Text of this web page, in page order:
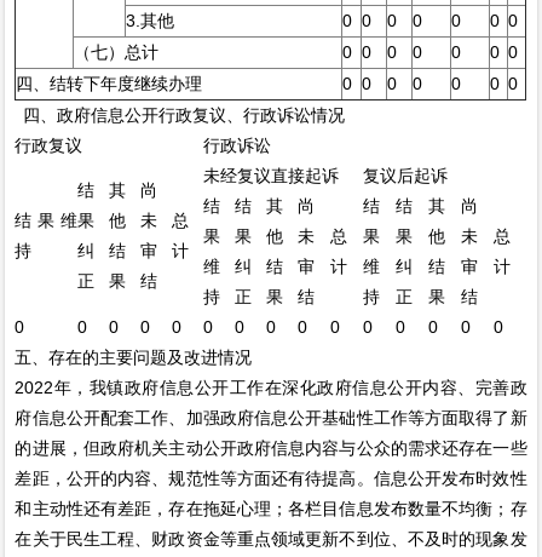
3.其他 0 0 0 0 0 0 0
（七）总计
0 0 0 0 0 0 0
四、结转下年度继续办理
0 0 0 0 0 0 0
四、政府信息公开行政复议、行政诉讼情况
行政复议
行政诉讼
结果维
持
结
果
纠
正
其
他
结
果
尚
未
审
结
总
计
未经复议直接起诉
复议后起诉
结
果
维
持
结
果
纠
正
其
他
结
果
尚
未
审
结
总
计
结
果
维
持
结
果
纠
正
其
他
结
果
尚
未
审
结
总
计
0 0 0 0 0 0 0 0 0 0 0 0 0 0
0
五、存在的主要问题及改进情况
2022年，我镇政府信息公开工作在深化政府信息公开内容、完善政
府信息公开配套工作、加强政府信息公开基础性工作等方面取得了新
的进展，但政府机关主动公开政府信息内容与公众的需求还存在一些
差距，公开的内容、规范性等方面还有待提高。信息公开发布时效性
和主动性还有差距，存在拖延心理；各栏目信息发布数量不均衡；存
在关于民生工程、财政资金等重点领域更新不到位、不及时的现象发